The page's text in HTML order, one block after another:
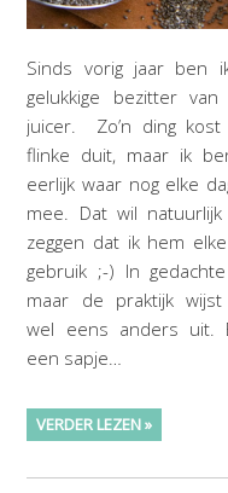
Sinds vorig jaar ben
gelukkige bezitter
juicer. Zo’n ding kost
flinke duit, maar ik
eerlijk waar nog elke
mee. Dat wil
zeggen dat ik hem
gebruik ;-) In
maar de praktijk wijst
wel eens anders uit.
een sapje…
VERDER LEZEN »